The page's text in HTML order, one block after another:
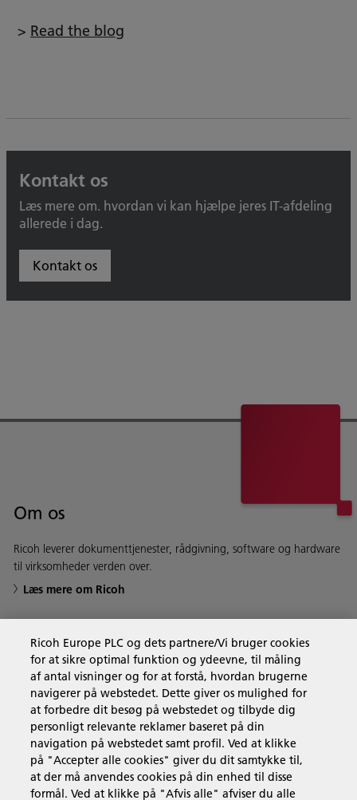
> Read the blog
Kontakt os
Læs mere om. hvordan vi kan hjælpe jeres IT-afdeling
allerede i dag.
Kontakt os
Om os
Ricoh leverer dokumenttjenester, rådgivning, software og hardware
til virksomheder verden over.
Læs mere om Ricoh
Forretningsløsninger
Produkter og services
Support & Kontakt
Ricoh Europe PLC og dets partnere/Vi bruger cookies
for at sikre optimal funktion og ydeevne, til måling
af antal visninger og for at forstå, hvordan brugerne
navigerer på webstedet. Dette giver os mulighed for
at forbedre dit besøg på webstedet og tilbyde dig
personligt relevante reklamer baseret på din
navigation på webstedet samt profil. Ved at klikke
på "Accepter alle cookies" giver du dit samtykke til,
at der må anvendes cookies på din enhed til disse
formål. Ved at klikke på "Afvis alle" afviser du alle